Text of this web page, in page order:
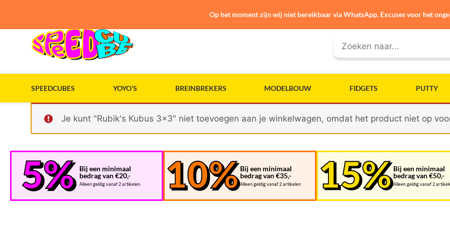
SPEEDCUBES YOYO’S BREINBREKERS MODELBOUW FIDGETS PUTTY
Je kunt "Rubik's Kubus 3x3" niet toevoegen aan je winkelwagen, omdat het product niet op
Bij een minimaal
bedrag van €20,-
Alleen geldig vanaf 2 artikelen
Bij een minimaal
bedrag van €35,-
Alleen geldig vanaf 2 artikelen
Bij een minimaal
bedrag van €50,-
Alleen geldig vanaf 2
Op het moment zijn wij niet bereikbaar via WhatsApp. Excuses voor het